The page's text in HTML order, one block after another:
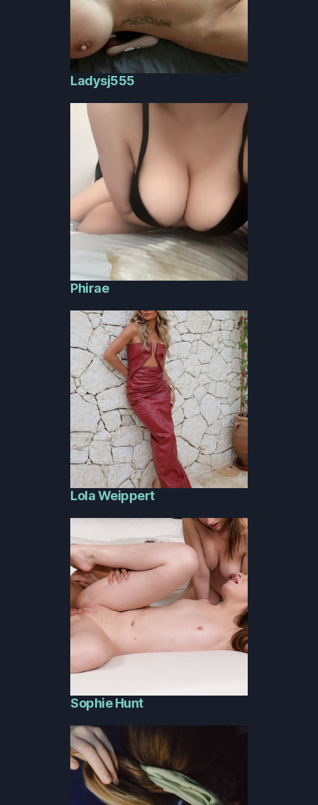
Ladysj555
Phirae
Lola Weippert
Sophie Hunt